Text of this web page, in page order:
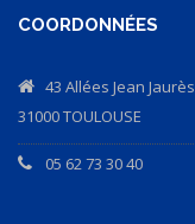
COORDONNÉES
43 Allées Jean Jaurès
31000 TOULOUSE
05 62 73 30 40